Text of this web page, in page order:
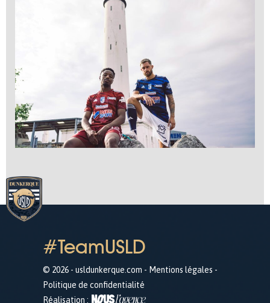
#TeamUSLD
© 2026 - usldunkerque.com - Mentions légales -
Politique de confidentialité
Réalisation :